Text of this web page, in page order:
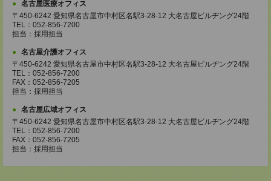
名古屋医療オフィス
〒450-6242 愛知県名古屋市中村区名駅3-28-12 大名古屋ビルヂング24階
TEL：052-856-7200
担当：採用担当
名古屋介護オフィス
〒450-6242 愛知県名古屋市中村区名駅3-28-12 大名古屋ビルヂング24階
TEL：052-856-7200
FAX：052-856-7205
担当：採用担当
名古屋広域オフィス
〒450-6242 愛知県名古屋市中村区名駅3-28-12 大名古屋ビルヂング24階
TEL：052-856-7200
FAX：052-856-7205
担当：採用担当